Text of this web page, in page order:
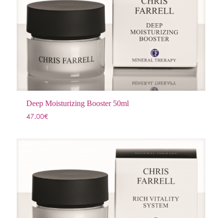
Deep Moisturizing Booster 50ml
47.00€